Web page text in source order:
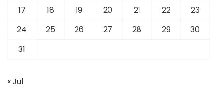
17
18 19 20 21 22
23
24
25 26 27 28 29
30
31
« Jul